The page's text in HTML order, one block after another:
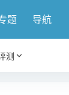
题 导航
测